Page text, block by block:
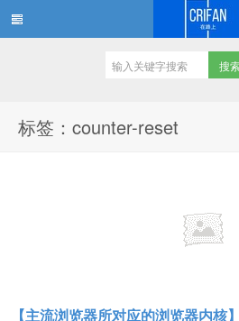
标签：counter-reset
【主流浏览器所对应的浏览器内核